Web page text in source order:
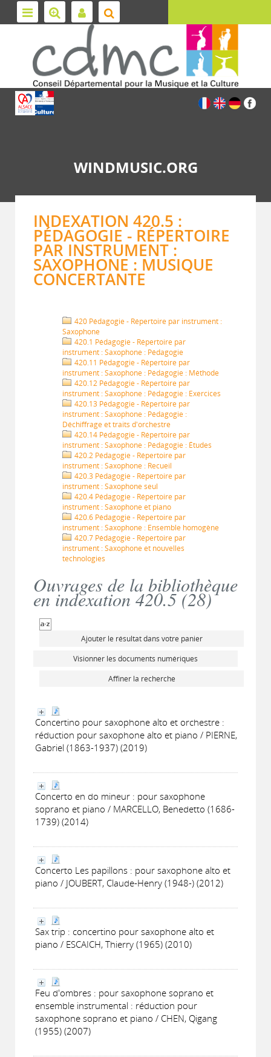
WINDMUSIC.ORG
INDEXATION 420.5 :
PÉDAGOGIE - RÉPERTOIRE
PAR INSTRUMENT :
SAXOPHONE : MUSIQUE
CONCERTANTE
420 Pédagogie - Répertoire par instrument :
Saxophone
420.1 Pédagogie - Répertoire par
instrument : Saxophone : Pédagogie
420.11 Pédagogie - Répertoire par
instrument : Saxophone : Pédagogie : Méthode
420.12 Pédagogie - Répertoire par
instrument : Saxophone : Pédagogie : Exercices
420.13 Pédagogie - Répertoire par
instrument : Saxophone : Pédagogie :
Déchiffrage et traits d'orchestre
420.14 Pédagogie - Répertoire par
instrument : Saxophone : Pédagogie : Études
420.2 Pédagogie - Répertoire par
instrument : Saxophone : Recueil
420.3 Pédagogie - Répertoire par
instrument : Saxophone seul
420.4 Pédagogie - Répertoire par
instrument : Saxophone et piano
420.6 Pédagogie - Répertoire par
instrument : Saxophone : Ensemble homogène
420.7 Pédagogie - Répertoire par
instrument : Saxophone et nouvelles
technologies
Ouvrages de la bibliothèque
en indexation 420.5 (28)
Ajouter le résultat dans votre panier
Visionner les documents numériques
Affiner la recherche
Concertino pour saxophone alto et orchestre :
réduction pour saxophone alto et piano / PIERNE,
Gabriel (1863-1937) (2019)
Concerto en do mineur : pour saxophone
soprano et piano / MARCELLO, Benedetto (1686-
1739) (2014)
Concerto Les papillons : pour saxophone alto et
piano / JOUBERT, Claude-Henry (1948-) (2012)
Sax trip : concertino pour saxophone alto et
piano / ESCAICH, Thierry (1965) (2010)
Feu d'ombres : pour saxophone soprano et
ensemble instrumental : réduction pour
saxophone soprano et piano / CHEN, Qigang
(1955) (2007)